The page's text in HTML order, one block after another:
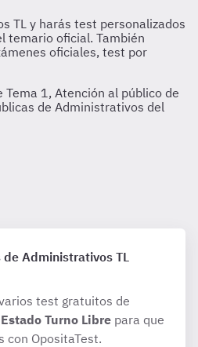
Tema 1, Atención al público de
de Administrativos del
Administrativos TL
test gratuitos de
Turno Libre para que
con OpositaTest.